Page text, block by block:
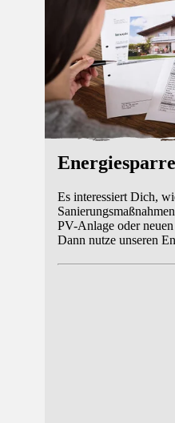
Es interessiert Dich,
PV-Anlage oder
Dann nutze unseren